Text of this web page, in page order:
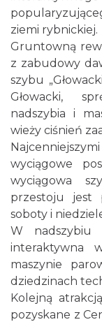
ziemi rybnickiej.
Gruntowną
z zabudowy
szybu
Głowacki,
nadszybia i
wieży ciśnień
wyciągowe
wyciągowa
przestoju jest
soboty i
W nadszybiu
interaktywna
maszynie
dziedzinach
Kolejną
pozyskane z